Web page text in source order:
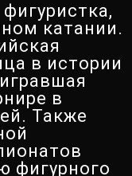
катании.
в истории
в
Также
фигурного